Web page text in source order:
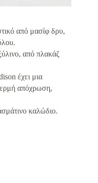
από μασίφ δρυ,
από πλακάζ
έχει μια
απόχρωση,
καλώδιο.